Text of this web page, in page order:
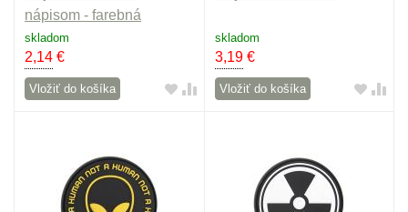
nápisom - farebná
skladom
2,14 €
Vložiť do košíka
skladom
3,19€
Vložiť do košíka